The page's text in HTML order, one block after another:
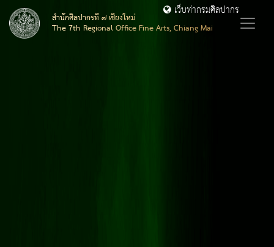
สำนักศิลปากรที่ ๗ เชียงใหม่
The 7th Regional Office Fine Arts, Chiang Mai
เว็บท่ากรมศิลปากร